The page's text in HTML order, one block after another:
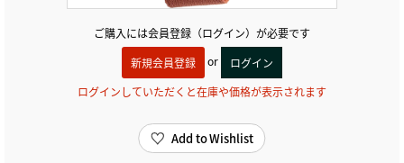
ご購入には会員登録（ログイン）が必要です
新規会員登録
or
ログイン
ログインしていただくと在庫や価格が表示されます
Add to Wishlist